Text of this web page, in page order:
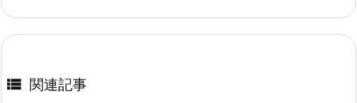
 関連記事